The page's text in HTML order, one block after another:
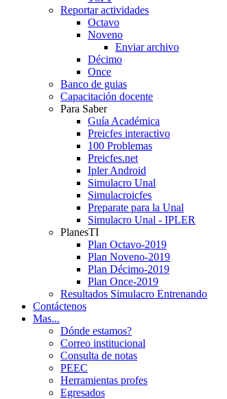
Reportar actividades
Octavo
Noveno
Enviar archivo
Décimo
Once
Banco de guias
Capacitación docente
Para Saber
Guía Académica
Preicfes interactivo
100 Problemas
Preicfes.net
Ipler Android
Simulacro Unal
Simulacroicfes
Preparate para la Unal
Simulacro Unal - IPLER
PlanesTI
Plan Octavo-2019
Plan Noveno-2019
Plan Décimo-2019
Plan Once-2019
Resultados Simulacro Entrenando
Contáctenos
Mas...
Dónde estamos?
Correo institucional
Consulta de notas
PEEC
Herramientas profes
Egresados